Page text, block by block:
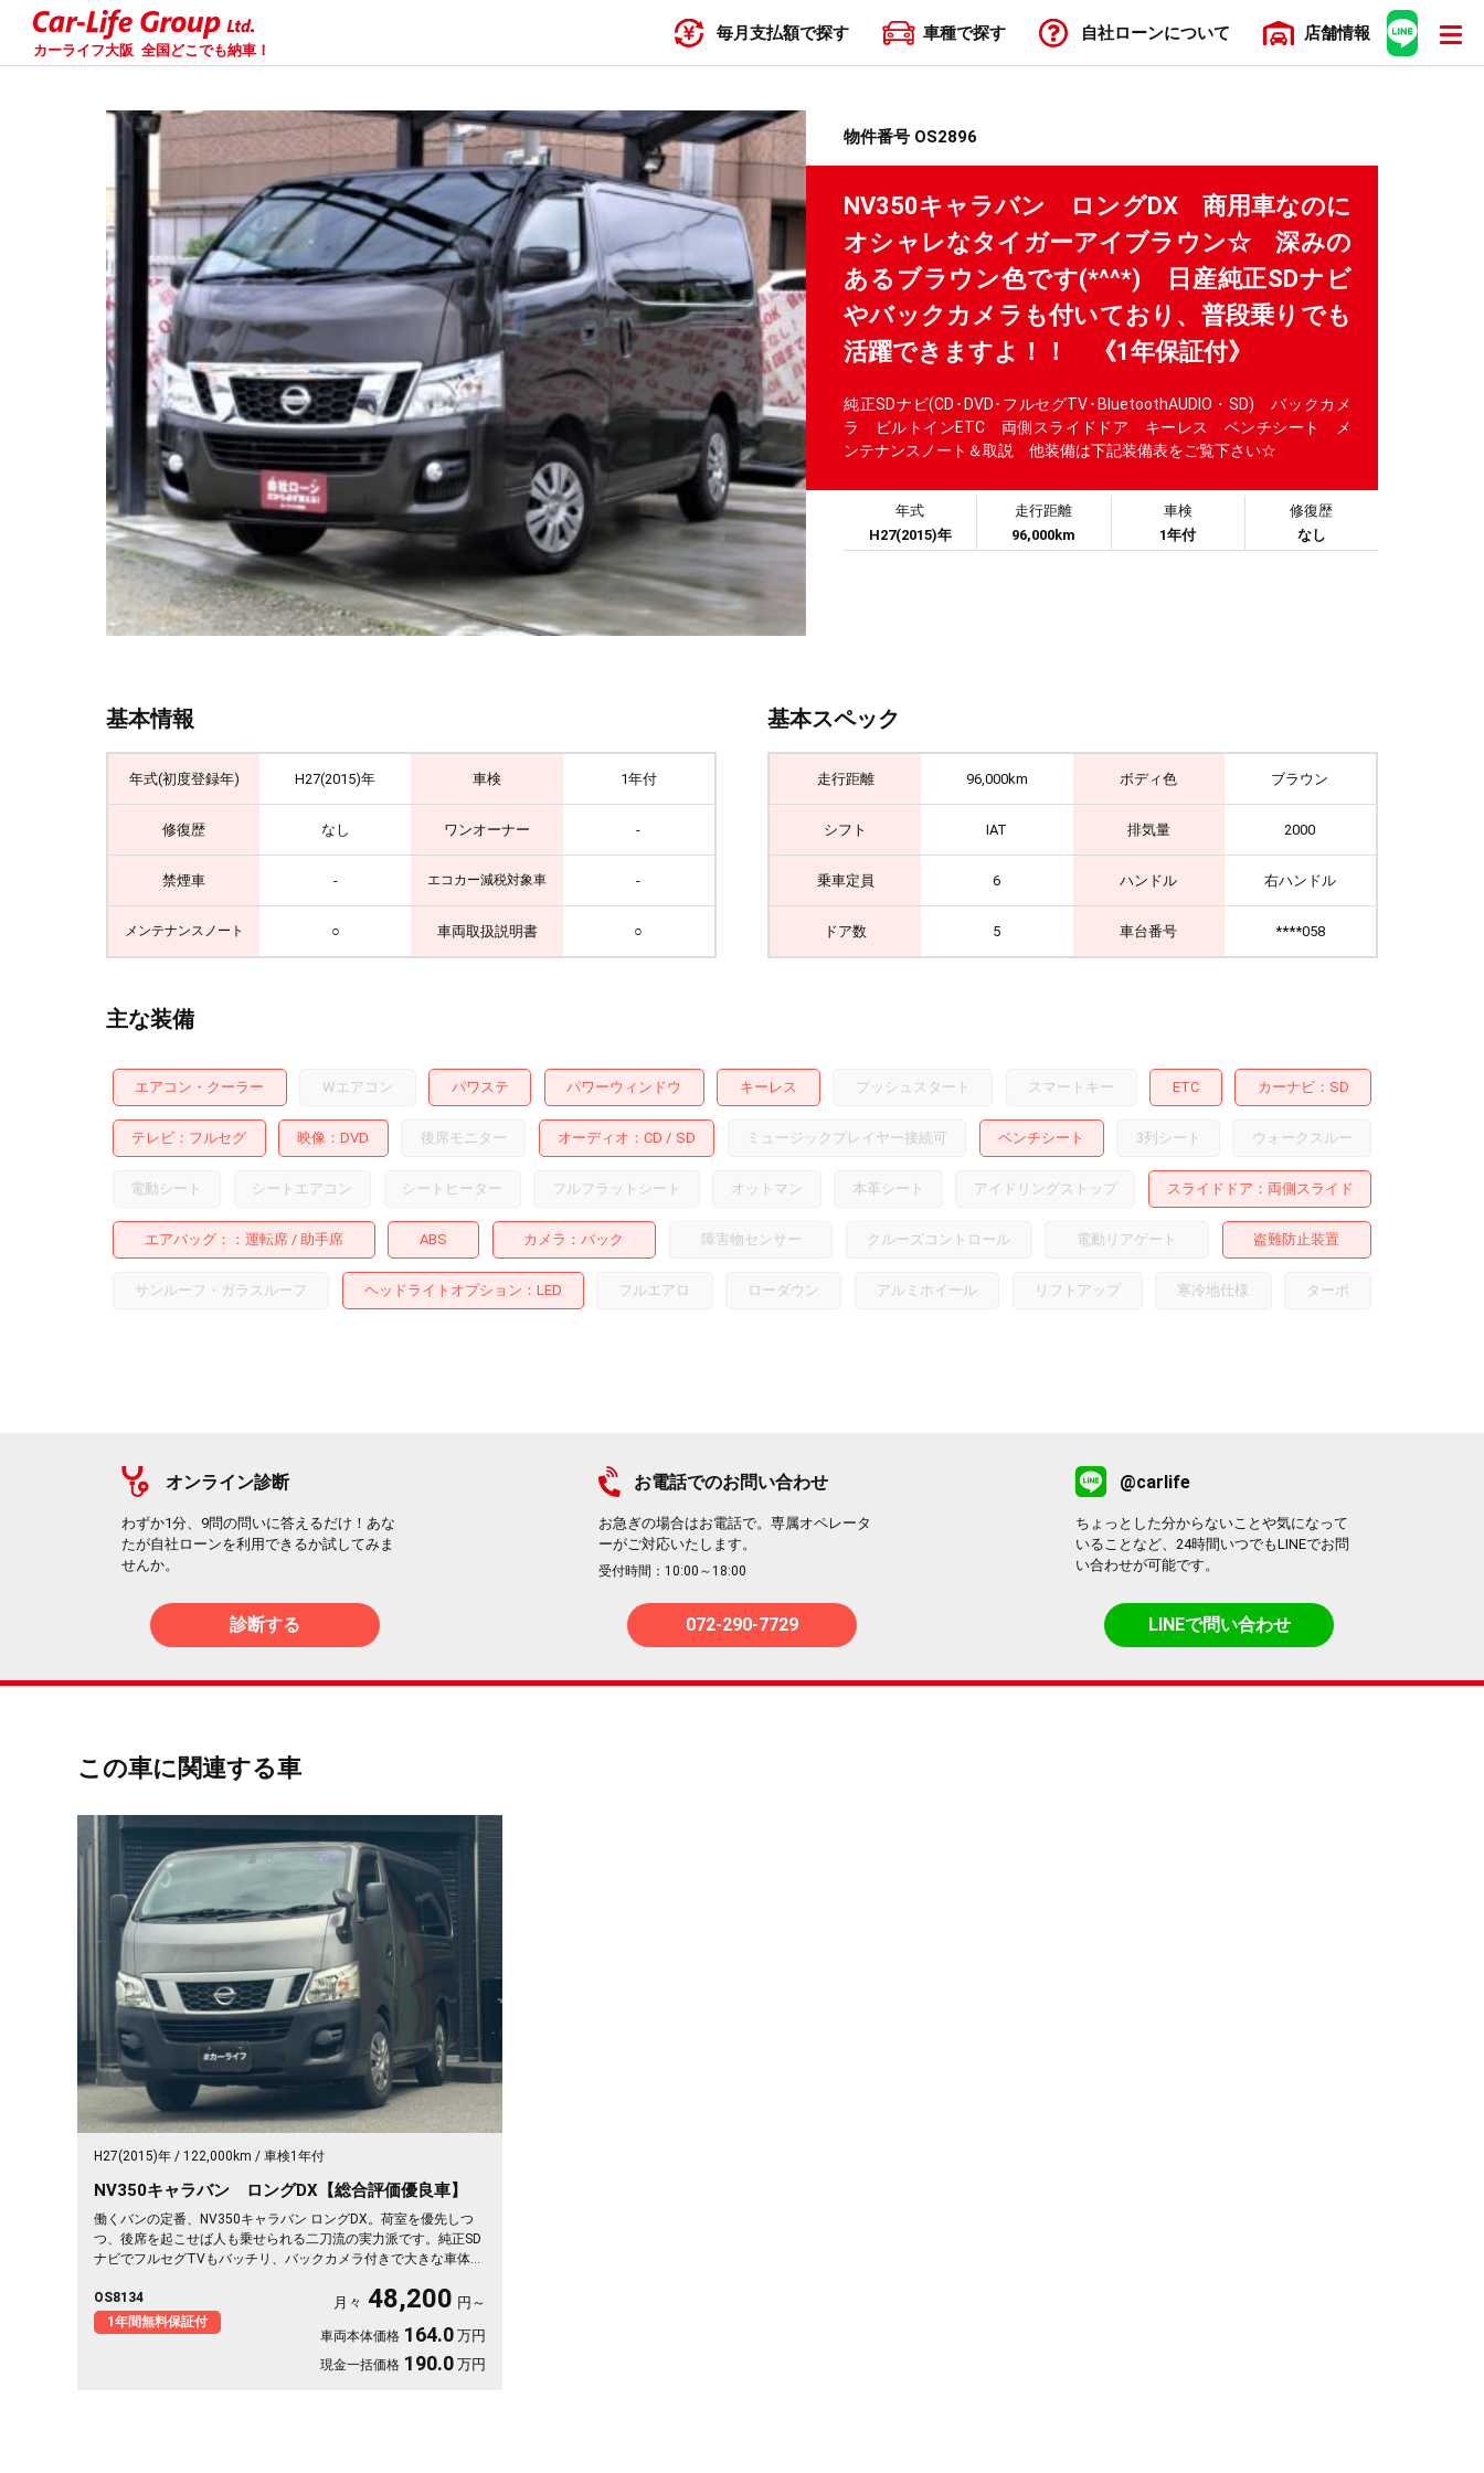
カーライフ大阪 全国どこでも納車！
毎月支払額で探す 車種で探す 自社ローンについて 店舗情報
物件番号 OS2896
NV350キャラバン ロングDX 商用車なのに
オシャレなタイガーアイブラウン☆ 深みの
あるブラウン色です(*^^*) 日産純正SDナビ
やバックカメラも付いており、普段乗りでも
活躍できますよ！！ 《1年保証付》
純正SDナビ(CD･DVD･フルセグTV･BluetoothAUDIO・SD) バックカメ
ラ ビルトインETC 両側スライドドア キーレス ベンチシート メ
ンテナンスノート＆取説 他装備は下記装備表をご覧下さい☆
年式
H27(2015)年
走行距離
96,000km
車検
1年付
修復歴
なし
基本情報
年式(初度登録年) H27(2015)年 車検 1年付
修復歴 なし ワンオーナー -
禁煙車 - エコカー減税対象車 -
メンテナンスノート ○ 車両取扱説明書 ○
基本スペック
走行距離 96,000km ボディ色 ブラウン
シフト IAT 排気量 2000
乗車定員 6 ハンドル 右ハンドル
ドア数 5 車台番号 ****058
主な装備
エアコン・クーラー Wエアコン パワステ パワーウィンドウ キーレス プッシュスタート スマートキー ETC カーナビ SD
テレビ フルセグ 映像 DVD 後席モニター オーディオ CD SD ミュージックプレイヤー接続可 ベンチシート 3列シート ウォークスルー
電動シート シートエアコン シートヒーター フルフラットシート オットマン 本革シート アイドリングストップ スライドドア 両側スライド
エアバッグ： 運転席 助手席 ABS カメラ バック 障害物センサー クルーズコントロール 電動リアゲート 盗難防止装置
サンルーフ・ガラスルーフ ヘッドライトオプション LED フルエアロ ローダウン アルミホイール リフトアップ 寒冷地仕様 ターボ
オンライン診断
わずか1分、9問の問いに答えるだけ！あな
たが自社ローンを利用できるか試してみま
せんか。
診断する
お電話でのお問い合わせ
お急ぎの場合はお電話で。専属オペレータ
ーがご対応いたします。
受付時間：10:00～18:00
072-290-7729
@carlife
ちょっとした分からないことや気になって
いることなど、24時間いつでもLINEでお問
い合わせが可能です。
LINEで問い合わせ
この車に関連する車
H27(2015)年 122,000km 車検1年付
NV350キャラバン ロングDX【総合評価優良車】
働くバンの定番、NV350キャラバン ロングDX。荷室を優先しつ
つ、後席を起こせば人も乗せられる二刀流の実力派です。純正SD
ナビでフルセグTVもバッチリ、バックカメラ付きで大きな車体の
一の時も映像で安心。両側スライドで荷物の積み下ろしも楽々。
仕事道具を満載して現場へ、休日は趣味の遠出へ。使い方は自由
自在。まずはこの走りやすさを体感してください《1年保証付》🚗
OS8134
1年間無料保証付
月々 48,200 円～
車両本体価格 164.0 万円
現金一括価格 190.0 万円